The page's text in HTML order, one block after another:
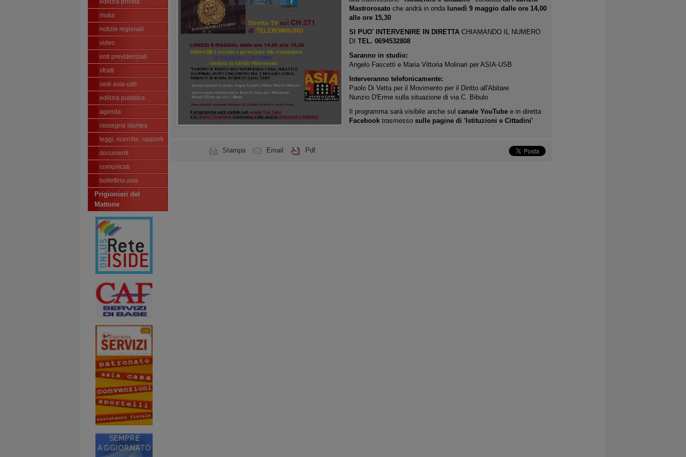
edilizia privata
mutui
notizie regionali
video
enti previdenziali
sfratti
sedi asia-usb
edilizia pubblica
agenda
rassegna stampa
leggi, ricerche, rapporti
documenti
comunicati
bollettino asia
Prigionieri del
Mattone
Mastrorosatoche andrà in onda lunedì 9 maggio dalle ore 14,00
alle ore 15,30
SI PUO' INTERVENIRE IN DIRETTA CHIAMANDO IL NUMERO
DI TEL. 0694532808
Saranno in studio:
Angelo Fascetti e Maria Vittoria Molinari per ASIA-USB
Interveranno telefonicamente:
Paolo Di Vetta per il Movimento per il Diritto all'Abitare
Nunzio D'Erme sulla situazione di via C. Bibulo
Il programma sarà visibile anche sul canale YouTubee in diretta
Facebooktrasmesso sulle pagine di 'Istituzioni e Cittadini'
Stampa Email Pdf